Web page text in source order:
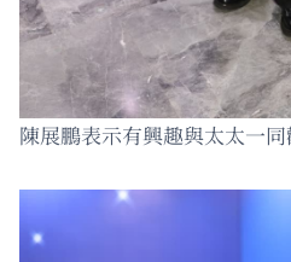
陳展鵬表示有興趣與太太一同